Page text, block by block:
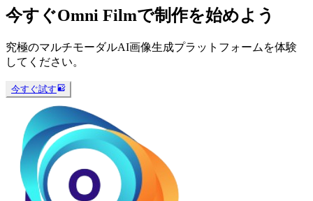
今すぐOmni Filmで制作を始めよう
究極のマルチモーダルAI画像生成プラットフォームを体験
してください。
今すぐ試す